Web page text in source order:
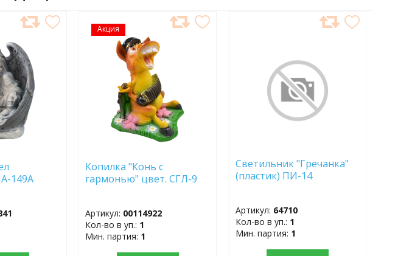
149А
Акция
ДОБАВИТЬ
В
ИЗБРАННОЕ
Копилка "Конь с
гармонью" цвет. СГЛ-9
Артикул: 00114922
Кол-во в уп.: 1
Мин. партия: 1
Светильник "Гречанка"
(пластик) ПИ-14
Артикул: 64710
Кол-во в уп.: 1
Мин. партия: 1